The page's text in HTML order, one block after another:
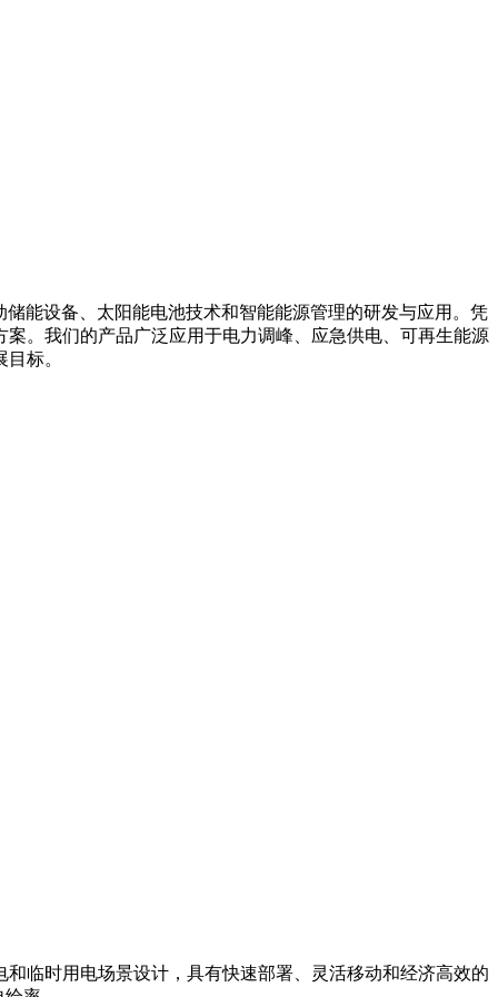
储能设备、太阳能电池技术和智能能源管理的研发与应用。凭
。我们的产品广泛应用于电力调峰、应急供电、可再生能源
标。
临时用电场景设计，具有快速部署、灵活移动和经济高效的